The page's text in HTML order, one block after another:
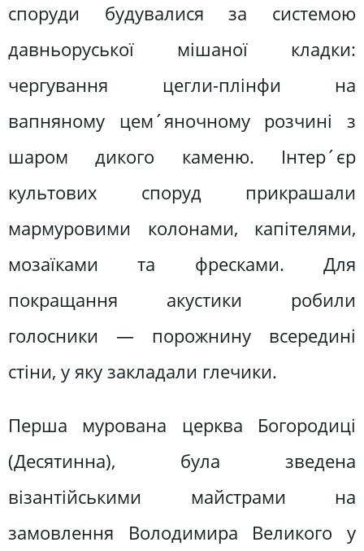
споруди будувалися за системою
давньоруської мішаної кладки:
чергування цегли-плінфи на
вапняному цем´яночному розчині з
шаром дикого каменю. Інтер´єр
культових споруд прикрашали
мармуровими колонами, капітелями,
мозаїками та фресками. Для
покращання акустики робили
голосники — порожнину всередині
стіни, у яку закладали глечики.
Перша мурована церква Богородиці
(Десятинна), була зведена
візантійськими майстрами на
замовлення Володимира Великого у